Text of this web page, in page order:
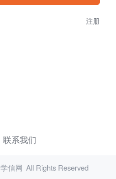
注册
联系我们
学信网 All Rights Reserved